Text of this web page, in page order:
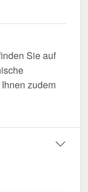
Sie auf
zudem